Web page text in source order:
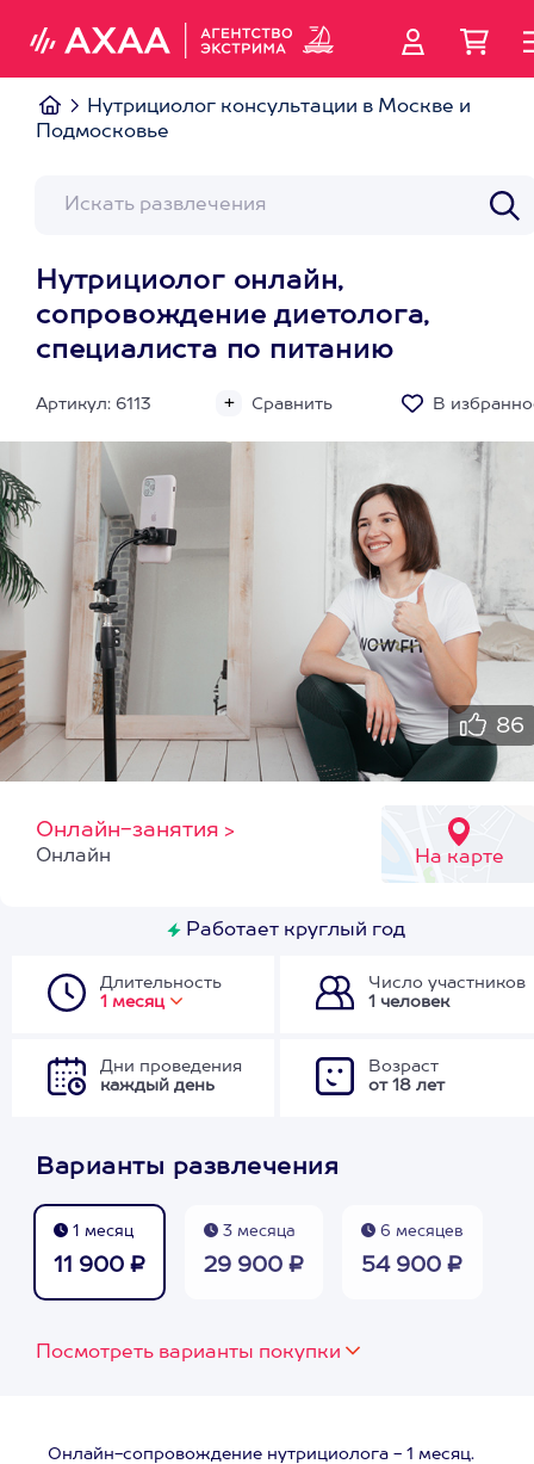
Нутрициолог консультации в Москве и
Подмосковье
Нутрициолог онлайн,
сопровождение диетолога,
специалиста по питанию
Артикул: 6113 Сравнить В
86
Онлайн-занятия >
На карте
Онлайн
Работает круглый год
Длительность
1 месяц
Число участников
1 человек
Дни проведения
каждый день
Возраст
от 18 лет
Варианты развлечения
1 месяц
11 900 ₽
3 месяца
29 900 ₽
6 месяцев
54 900 ₽
Посмотреть варианты покупки
Онлайн-сопровождение нутрициолога - 1 месяц.